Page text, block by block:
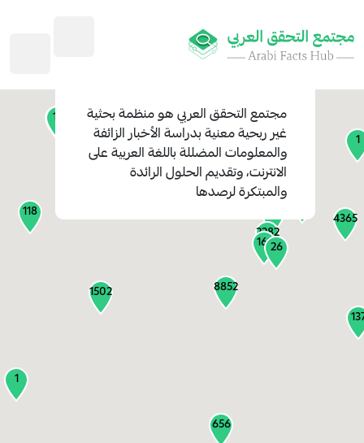
8852
127
45
2282
4365
1502
656
118
1113
26
1
161
1
مجتمع التحقق العربيهو منظمة بحثية
غير ربحية معنية بدراسة الأخبار الزائفة
والمعلومات المضللة باللغة العربية على
الانترنت، وتقديم الحلول الرائدة
والمبتكرة لرصدها